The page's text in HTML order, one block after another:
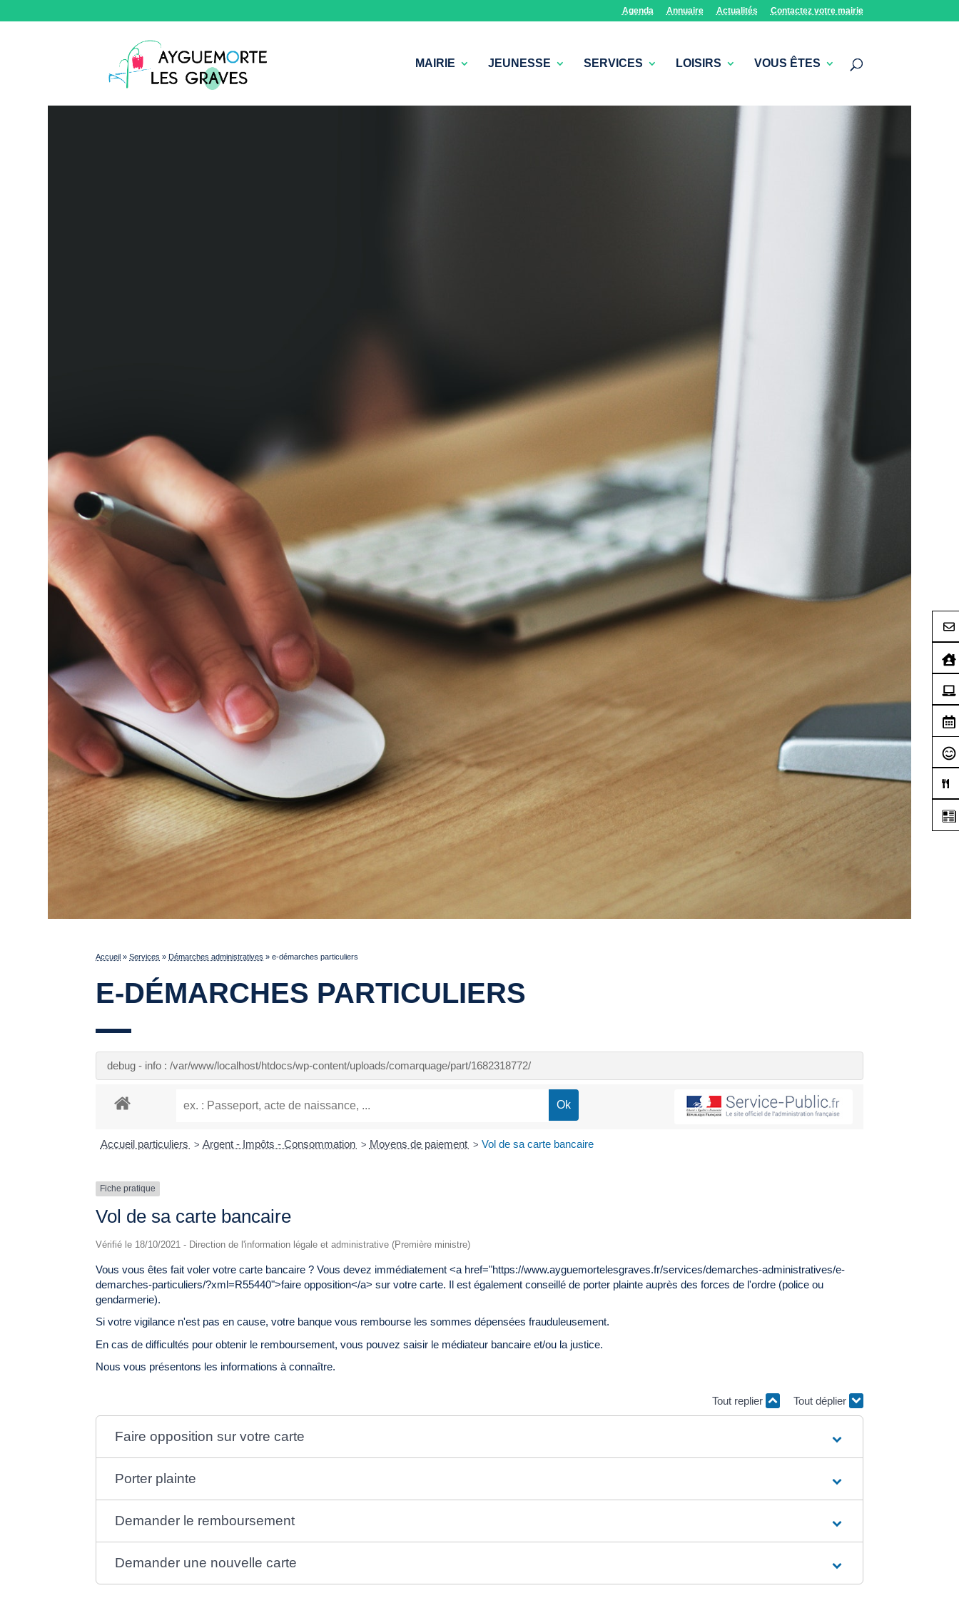
Agenda Annuaire Actualités Contactez votre mairie
MAIRIE JEUNESSE SERVICES LOISIRS VOUS ÊTES
Accueil »Services » Démarches administratives »e-démarches particuliers
E-DÉMARCHES PARTICULIERS
debug - info : /var/www/localhost/htdocs/wp-content/uploads/comarquage/part/1682318772/
Accueil particuliers > Argent - Impôts - Consommation > Moyens de paiement > Vol de sa carte bancaire
Fiche pratique
Vol de sa carte bancaire
Vérifié le 18/10/2021 - Direction de l'information légale et administrative (Première ministre)
Vous vous êtes fait voler votre carte bancaire ? Vous devez immédiatement <a href="https://www.ayguemortelesgraves.fr/services/demarches-administratives/e-
demarches-particuliers/?xml=R55440">faire opposition</a> sur votre carte. Il est également conseillé de porter plainte auprès des forces de l'ordre (police ou
gendarmerie).
Si votre vigilance n'est pas en cause, votre banque vous rembourse les sommes dépensées frauduleusement.
En cas de difficultés pour obtenir le remboursement, vous pouvez saisir le médiateur bancaire et/ou la justice.
Nous vous présentons les informations à connaître.
Tout replier Tout déplier
Faire opposition sur votre carte
Porter plainte
Demander le remboursement
Demander une nouvelle carte